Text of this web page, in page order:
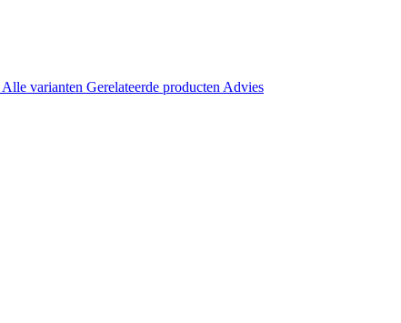
Alle varianten Gerelateerde productenAdvies